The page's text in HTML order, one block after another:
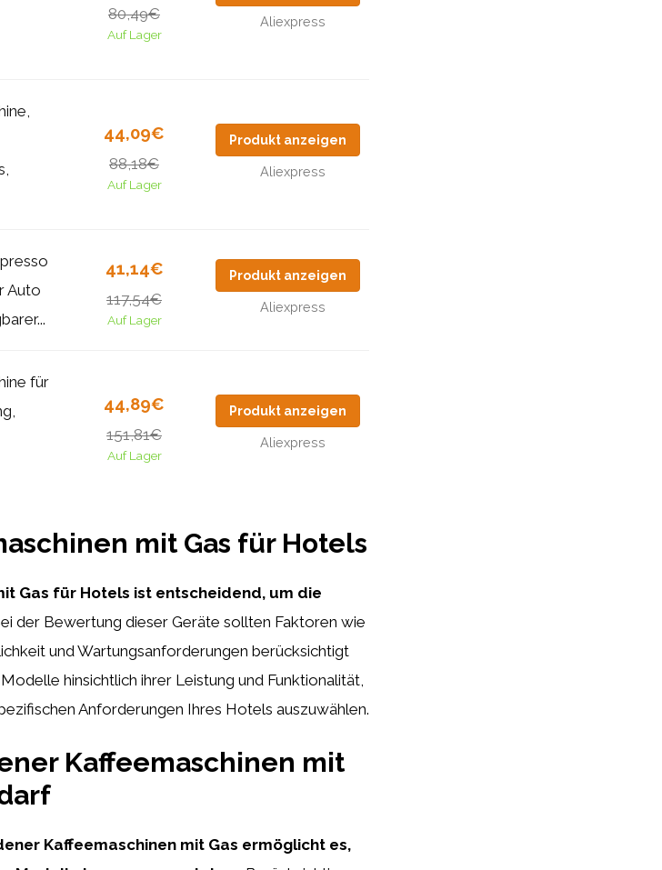
80,49€
Auf Lager
Aliexpress
44,09€
88,18€
Auf Lager
Produkt anzeigen
Aliexpress
Auto
41,14€
117,54€
Auf Lager
Produkt anzeigen
Aliexpress
für
44,89€
151,81€
Auf Lager
Produkt anzeigen
Aliexpress
mit Gas für Hotels
Gas für Hotels ist entscheidend, um die
der Bewertung dieser Geräte sollten Faktoren wie
und Wartungsanforderungen berücksichtigt
hinsichtlich ihrer Leistung und Funktionalität,
Anforderungen Ihres Hotels auszuwählen.
Kaffeemaschinen mit
Kaffeemaschinen mit Gas ermöglicht es,